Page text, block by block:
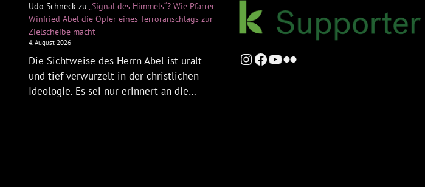
Udo Schneck zu „Signal des Himmels“? Wie Pfarrer
Winfried Abel die Opfer eines Terroranschlags zur
Zielscheibe macht
4. August 2026
Die Sichtweise des Herrn Abel ist uralt
und tief verwurzelt in der christlichen
Ideologie. Es sei nur erinnert an die…
Instagram
Facebook
YouTube
Flickr